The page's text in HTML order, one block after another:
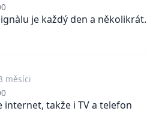
je každý den a
měsíci
internet, takže i TV a telefon